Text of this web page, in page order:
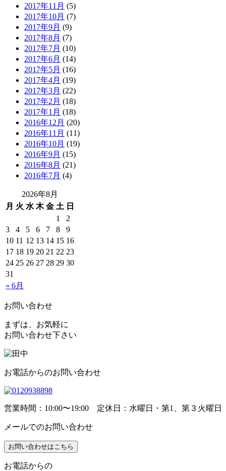
2017年11月 (5)
2017年10月 (7)
2017年9月 (9)
2017年8月 (7)
2017年7月 (10)
2017年6月 (14)
2017年5月 (16)
2017年4月 (19)
2017年3月 (22)
2017年2月 (18)
2017年1月 (18)
2016年12月 (20)
2016年11月 (11)
2016年10月 (19)
2016年9月 (15)
2016年8月 (21)
2016年7月 (4)
2026年8月
月 火 水 木 金 土 日
« 6月
1
2
3
4 5 6 7 8
9
10 11 12 13 14 15 16
17 18 19 20 21 22 23
24 25 26 27 28 29 30
31
お問い合わせ
まずは、お気軽に
お問い合わせ下さい
お電話からのお問い合わせ
営業時間：10:00〜19:00 定休日：水曜日・第1、第３火曜日
メールでのお問い合わせ
お問い合わせはこちら
お電話からの